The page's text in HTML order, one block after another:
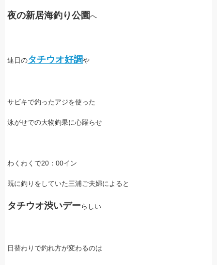
夜の新居海釣り公園へ
連日のタチウオ好調や
サビキで釣ったアジを使った
泳がせでの大物釣果に心躍らせ
わくわくで20：00イン
既に釣りをしていた三浦ご夫婦によると
タチウオ渋いデーらしい
日替わりで釣れ方が変わるのは